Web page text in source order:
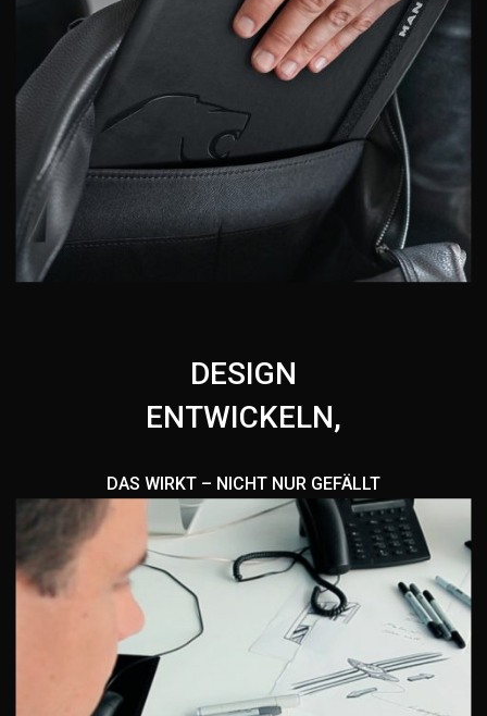
DESIGN
ENTWICKELN,
DAS WIRKT – NICHT NUR GEFÄLLT